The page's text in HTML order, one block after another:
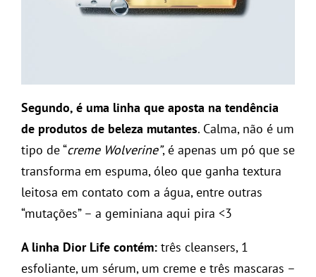
Segundo, é uma linha que aposta na tendência
de produtos de beleza mutantes. Calma, não é um
tipo de “creme Wolverine”, é apenas um pó que se
transforma em espuma, óleo que ganha textura
leitosa em contato com a água, entre outras
“mutações” – a geminiana aqui pira <3
A linha Dior Life contém: três cleansers, 1
esfoliante, um sérum, um creme e três mascaras –